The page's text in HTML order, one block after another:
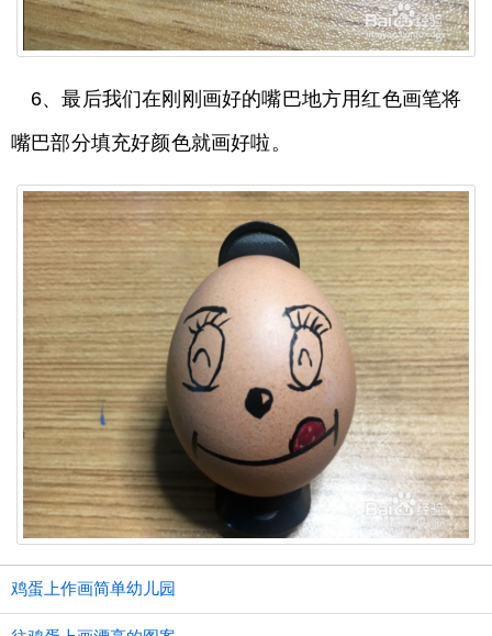
6、最后我们在刚刚画好的嘴巴地方用红色画笔将
嘴巴部分填充好颜色就画好啦。
鸡蛋上作画简单幼儿园